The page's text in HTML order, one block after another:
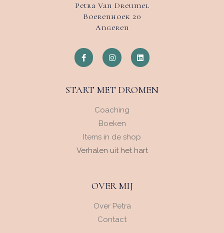
Petra Van Dreumel
Boerenhoek 20
Angeren
START MET DROMEN
Coaching
Boeken
Items in de shop
Verhalen uit het hart
OVER MIJ
Over Petra
Contact